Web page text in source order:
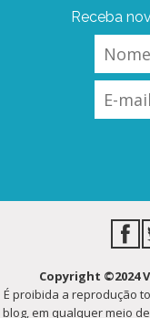
Receba
Copyright ©2024
É proibida a reprodução
blog, em qualquer meio